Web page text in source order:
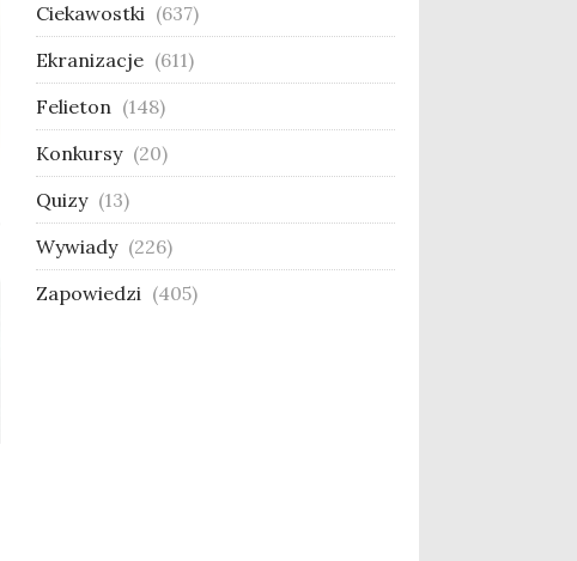
Ciekawostki (637)
Ekranizacje (611)
Felieton (148)
Konkursy (20)
Quizy (13)
Wywiady (226)
Zapowiedzi (405)